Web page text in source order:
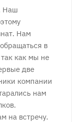
Наш
Нам
в
как мы не
две
компании
нам
на встречу.